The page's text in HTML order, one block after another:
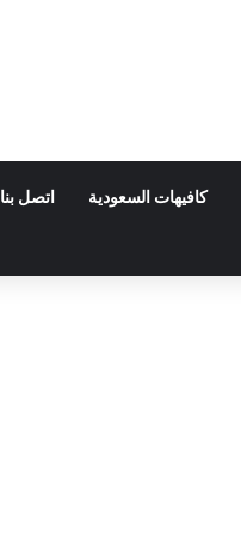
كافيهات السعودية اتصل بنا